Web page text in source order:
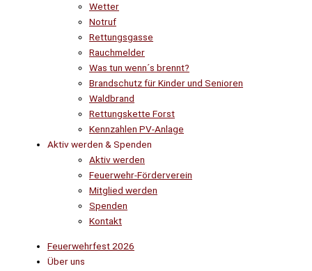
Wetter
Notruf
Rettungsgasse
Rauchmelder
Was tun wenn´s brennt?
Brandschutz für Kinder und Senioren
Waldbrand
Rettungskette Forst
Kennzahlen PV-Anlage
Aktiv werden & Spenden
Aktiv werden
Feuerwehr-Förderverein
Mitglied werden
Spenden
Kontakt
Feuerwehrfest 2026
Über uns